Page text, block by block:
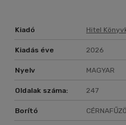
Kiadó Hitel
Kiadás éve 2026
Nyelv MAGYAR
Oldalak száma: 247
Borító